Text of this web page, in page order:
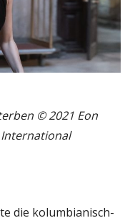
© 2021 Eon
die kolumbianisch-